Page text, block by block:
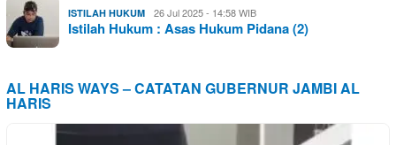
ISTILAH HUKUM 26 Jul 2025 - 14:58 WIB
Istilah Hukum : Asas Hukum Pidana (2)
AL HARIS WAYS – CATATAN GUBERNUR JAMBI AL
HARIS